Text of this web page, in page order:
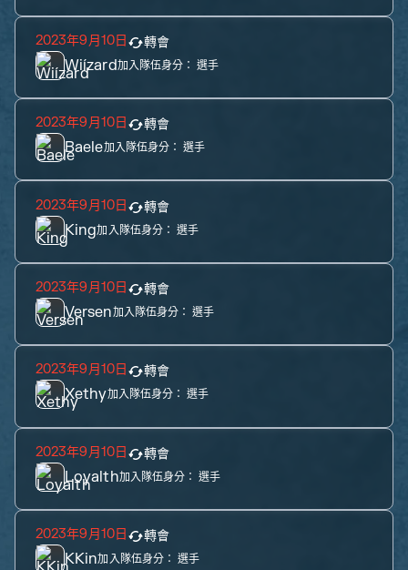
2023年9月10日 轉會
Wiízard加入隊伍身分： 選手
2023年9月10日 轉會
Baele加入隊伍身分： 選手
2023年9月10日 轉會
King加入隊伍身分： 選手
2023年9月10日 轉會
Versen加入隊伍身分： 選手
2023年9月10日 轉會
Xethy加入隊伍身分： 選手
2023年9月10日 轉會
Loyalth加入隊伍身分： 選手
2023年9月10日 轉會
KKin加入隊伍身分： 選手